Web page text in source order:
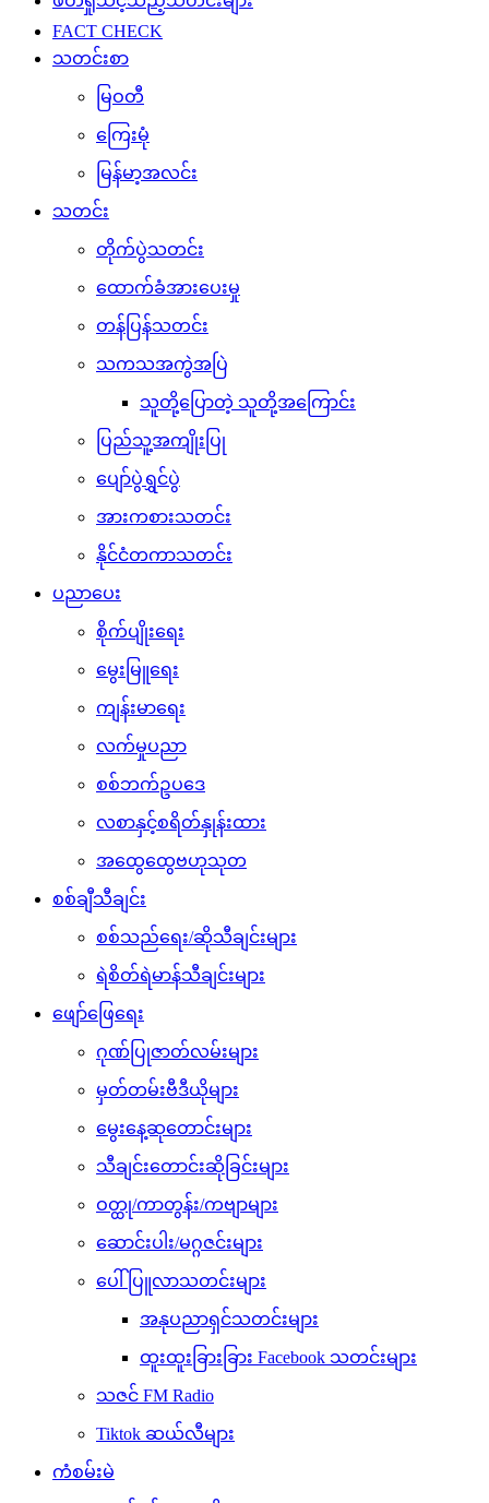
FACT CHECK
သတင်းစာ
မြဝတီ
ကြေးမုံ
မြန်မာ့အလင်း
သတင်း
တိုက်ပွဲသတင်း
ထောက်ခံအားပေးမှု
တန်ပြန်သတင်း
သကသအကွဲအပြဲ
သူတို့ပြောတဲ့ သူတို့အကြောင်း
ပြည်သူ့အကျိုးပြု
ပျော်ပွဲရွှင်ပွဲ
အားကစားသတင်း
နိုင်ငံတကာသတင်း
ပညာပေး
စိုက်ပျိုးရေး
မွေးမြူရေး
ကျန်းမာရေး
လက်မှုပညာ
စစ်ဘက်ဥပဒေ
လစာနှင့်စရိတ်နှုန်းထား
အထွေထွေဗဟုသုတ
စစ်ချီသီချင်း
စစ်သည်ရေး/ဆိုသီချင်းများ
ရဲစိတ်ရဲမာန်သီချင်းများ
ဖျော်ဖြေရေး
ဂုဏ်ပြုဇာတ်လမ်းများ
မှတ်တမ်းဗီဒီယိုများ
မွေးနေ့ဆုတောင်းများ
သီချင်းတောင်းဆိုခြင်းများ
ဝတ္ထု/ကာတွန်း/ကဗျာများ
ဆောင်းပါး/မဂ္ဂဇင်းများ
ပေါ်ပြူလာသတင်းများ
အနုပညာရှင်သတင်းများ
ထူးထူးခြားခြား Facebook သတင်းများ
သဇင် FM Radio
Tiktok ဆယ်လီများ
ကံစမ်းမဲ